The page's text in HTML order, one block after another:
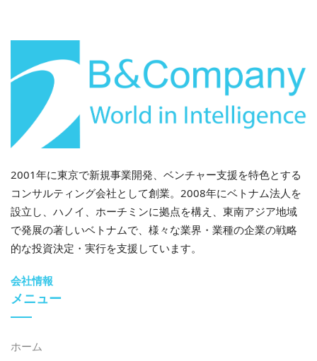
2001年に東京で新規事業開発、ベンチャー支援を特色とする
コンサルティング会社として創業。2008年にベトナム法人を
設立し、ハノイ、ホーチミンに拠点を構え、東南アジア地域
で発展の著しいベトナムで、様々な業界・業種の企業の戦略
的な投資決定・実行を支援しています。
会社情報
メニュー
ホーム